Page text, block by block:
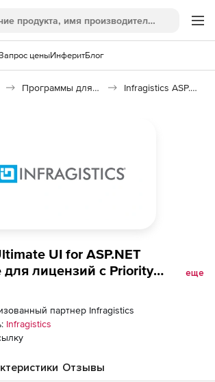
ценыИнферитБлог
Программы для разработки ПО Infragistics ASP.NET 17.2
UI for ASP.NET
для лицензий с Priority
еще
партнер Infragistics
Infragistics
Отзывы